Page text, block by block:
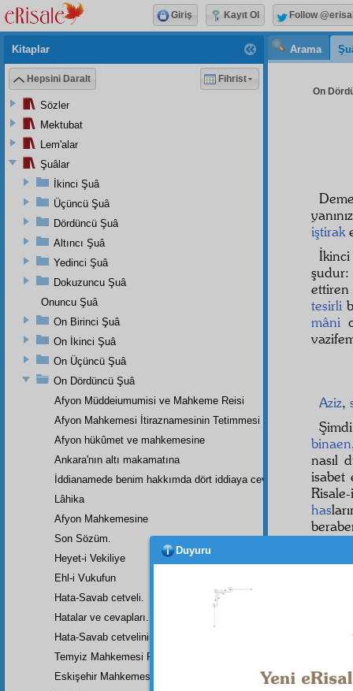
Arama
On
iştirak
tesirli
mâni
Aziz,
binaen
nasıl
has
Kitaplar
Hepsini Daralt Fihrist
Sözler
Mektubat
Lem'alar
Şuâlar
İkinci Şuâ
Üçüncü Şuâ
Dördüncü Şuâ
Altıncı Şuâ
Yedinci Şuâ
Dokuzuncu Şuâ
Onuncu Şuâ
On Birinci Şuâ
On İkinci Şuâ
On Üçüncü Şuâ
On Dördüncü Şuâ
Afyon Müddeiumumisi ve Mahkeme Reisi
Afyon Mahkemesi İtiraznamesinin Tetimmesi
Afyon hükûmet ve mahkemesine
Ankara'nın altı makamatına
İddianamede benim hakkımda dört iddiaya cevap
Lâhika
Afyon Mahkemesine
Son Sözüm.
Heyet-i Vekiliye
Ehl-i Vukufun
Hata-Savab cetveli.
Hatalar ve cevapları.
Hata-Savab cetvelinin zeylidir.
Temyiz Mahkemesi Riyasetine:
Eskişehir Mahkemesinde Yazılan Arzuhalin Bir Parçası
Giriş Kayıt Ol Follow
Duyuru